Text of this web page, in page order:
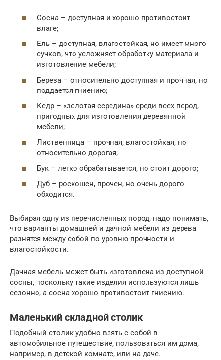
Сосна – доступная и хорошо противостоит
влаге;
Ель – доступная, влагостойкая, но имеет много
сучков, что усложняет обработку материала и
изготовление мебели;
Береза – относительно доступная и прочная, но
поддается гниению;
Кедр – «золотая середина» среди всех пород,
пригодных для изготовления деревянной
мебели;
Лиственница – прочная, влагостойкая, но
относительно дорогая;
Бук – легко обрабатывается, но стоит дорого;
Дуб – роскошен, прочен, но очень дорого
обходится.
Выбирая одну из перечисленных пород, надо понимать,
что варианты домашней и дачной мебели из дерева
разнятся между собой по уровню прочности и
влагостойкости.
Дачная мебель может быть изготовлена из доступной
сосны, поскольку такие изделия используются лишь
сезонно, а сосна хорошо противостоит гниению.
Маленький складной столик
Подобный столик удобно взять с собой в
автомобильное путешествие, пользоваться им дома,
например, в детской комнате, или на даче.